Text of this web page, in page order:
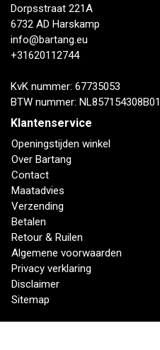
Dorpsstraat 221A
6732 AD Harskamp
info@bartang.eu
+31620112744
KvK nummer: 67735053
BTW nummer: NL857154308B01
Klantenservice
Openingstijden winkel
Over Bartang
Contact
Maatadvies
Verzending
Betalen
Retour & Ruilen
Algemene voorwaarden
Privacy verklaring
Disclaimer
Sitemap